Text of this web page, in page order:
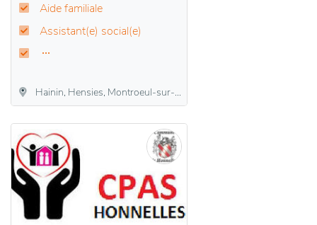
Aide familiale
Assistant(e) social(e)
Hainin, Hensies, Montroeul-sur-Haine, Thulin